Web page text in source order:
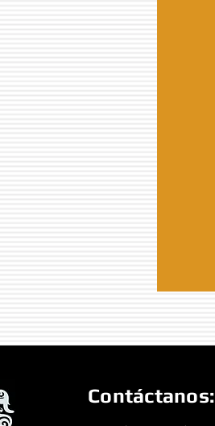
Contáctanos: